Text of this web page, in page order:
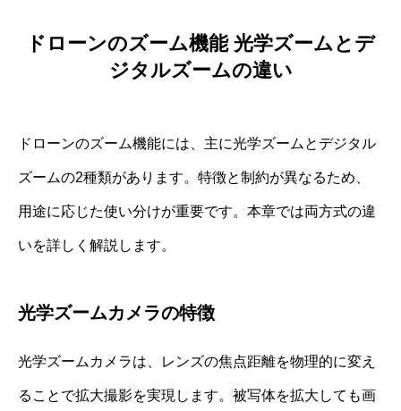
ドローンのズーム機能 光学ズームとデ
ジタルズームの違い
ドローンのズーム機能には、主に光学ズームとデジタル
ズームの2種類があります。特徴と制約が異なるため、
用途に応じた使い分けが重要です。本章では両方式の違
いを詳しく解説します。
光学ズームカメラの特徴
光学ズームカメラは、レンズの焦点距離を物理的に変え
ることで拡大撮影を実現します。被写体を拡大しても画